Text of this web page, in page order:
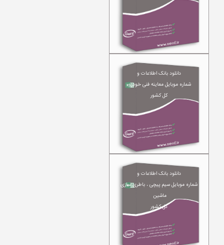
دانلود بانک اطلاعات و
شماره موبایل معاینه فنی خودرو
کل کشور
دانلود بانک اطلاعات و
شماره موبایل سیم پیچی ، باطری سازی
ماشین
کل کشور